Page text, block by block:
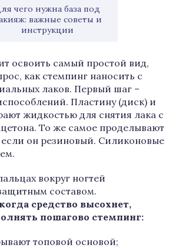
чего нужна база под
важные советы и
инструкции
освоить самый простой вид,
как стемпинг наносить с
лаков. Первый шаг –
Пластину (диск) и
жидкостью для снятия лака с
То же самое проделывают
он резиновый. Силиконовые
вокруг ногтей
составом.
средство высохнет,
пошагово стемпинг:
топовой основой;